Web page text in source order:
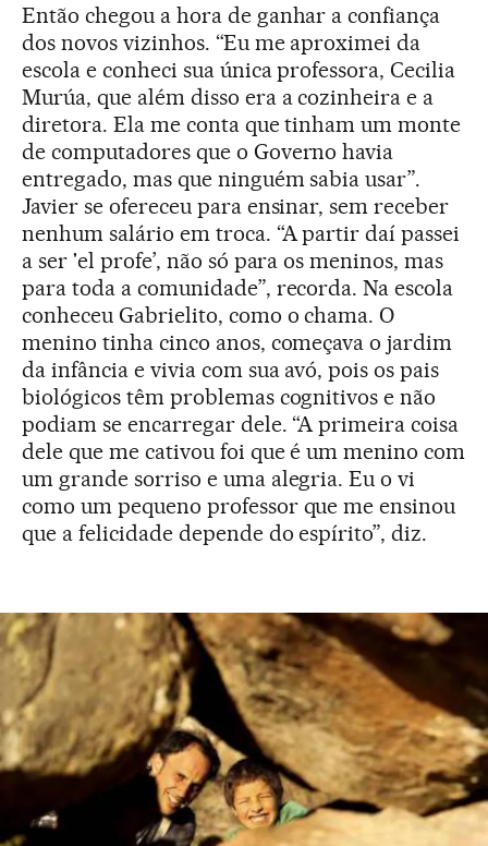
Então chegou a hora de ganhar a confiança
dos novos vizinhos. “Eu me aproximei da
escola e conheci sua única professora, Cecilia
Murúa, que além disso era a cozinheira e a
diretora. Ela me conta que tinham um monte
de computadores que o Governo havia
entregado, mas que ninguém sabia usar”.
Javier se ofereceu para ensinar, sem receber
nenhum salário em troca. “A partir daí passei
a ser 'el profe’, não só para os meninos, mas
para toda a comunidade”, recorda. Na escola
conheceu Gabrielito, como o chama. O
menino tinha cinco anos, começava o jardim
da infância e vivia com sua avó, pois os pais
biológicos têm problemas cognitivos e não
podiam se encarregar dele. “A primeira coisa
dele que me cativou foi que é um menino com
um grande sorriso e uma alegria. Eu o vi
como um pequeno professor que me ensinou
que a felicidade depende do espírito”, diz.